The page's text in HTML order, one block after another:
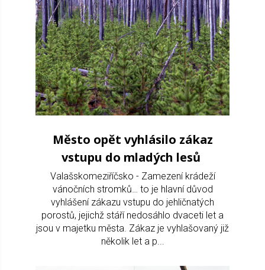
Město opět vyhlásilo zákaz
vstupu do mladých lesů
Valašskomeziříčsko - Zamezení krádeží
vánočních stromků… to je hlavní důvod
vyhlášení zákazu vstupu do jehličnatých
porostů, jejichž stáří nedosáhlo dvaceti let a
jsou v majetku města. Zákaz je vyhlašovaný již
několik let a p...